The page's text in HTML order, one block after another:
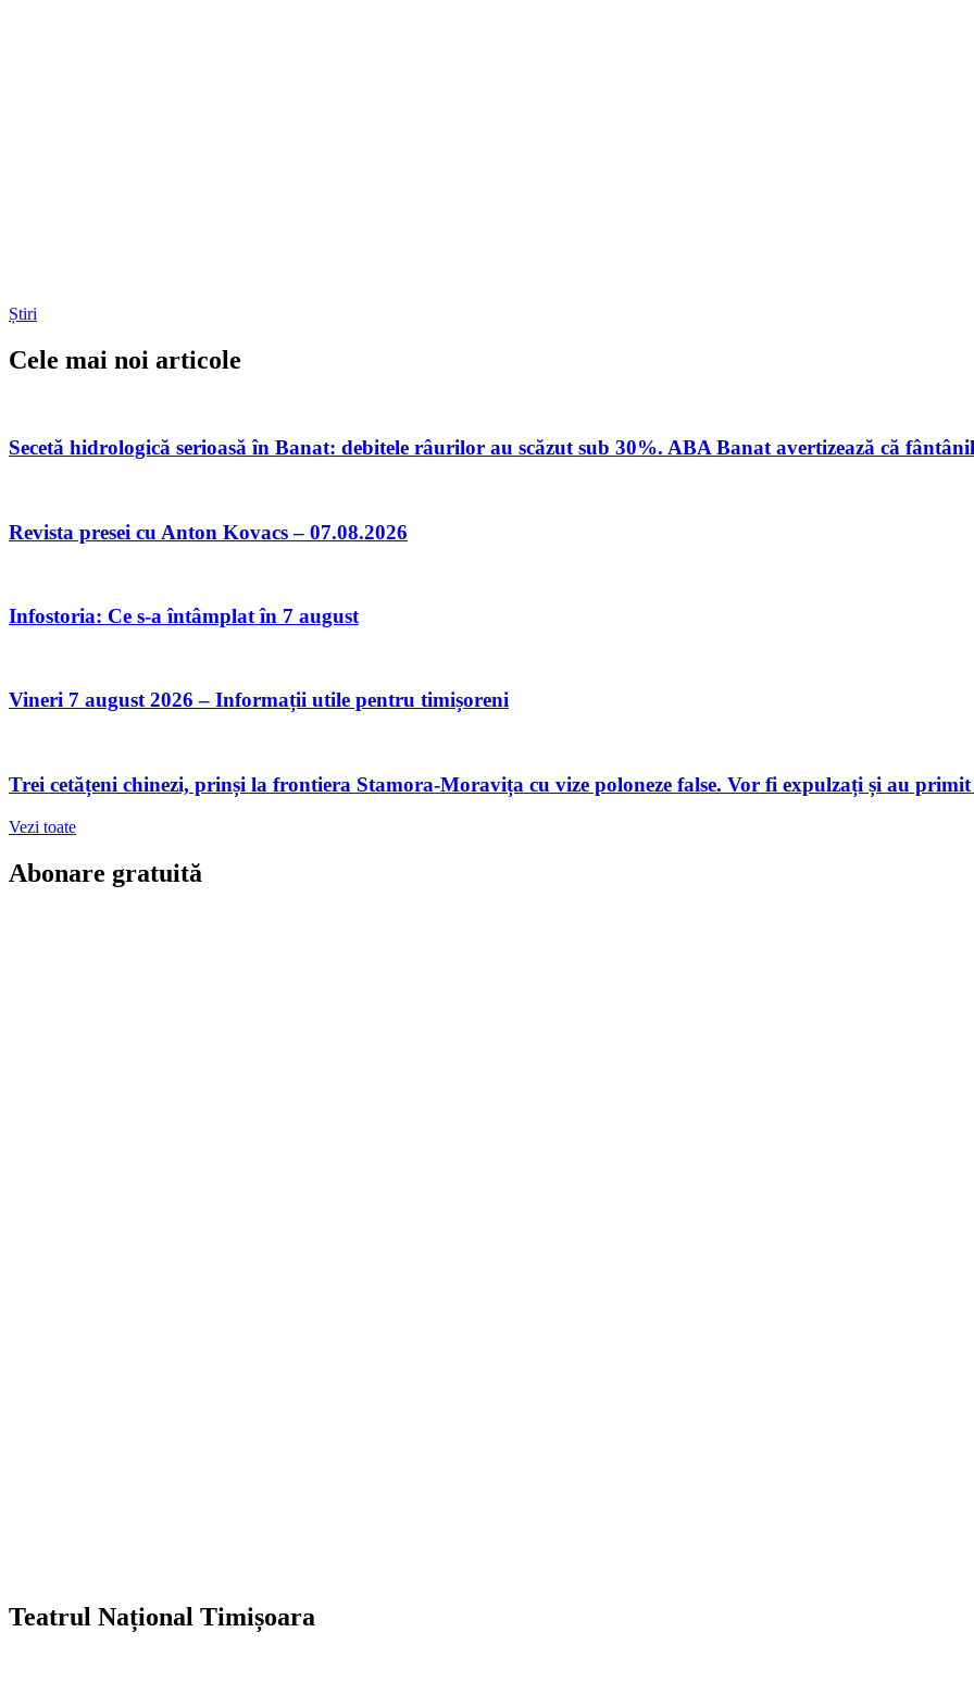
Știri
Cele mai noi articole
Secetă hidrologică serioasă în Banat: debitele râurilor au scăzut sub 30%. ABA Banat avertizează că
Revista presei cu Anton Kovacs – 07.08.2026
Infostoria: Ce s-a întâmplat în 7 august
Vineri 7 august 2026 – Informații utile pentru timișoreni
Trei cetățeni chinezi, prinși la frontiera Stamora-Moravița cu vize poloneze false. Vor fi expulzați și au
Vezi toate
Abonare gratuită
Teatrul Național Timișoara